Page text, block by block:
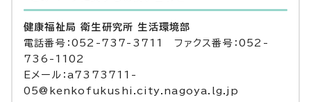
健康福祉局 衛生研究所 生活環境部
電話番号：052-737-3711 ファクス番号：052-
736-1102
Eメール：a7373711-
05@kenkofukushi.city.nagoya.lg.jp